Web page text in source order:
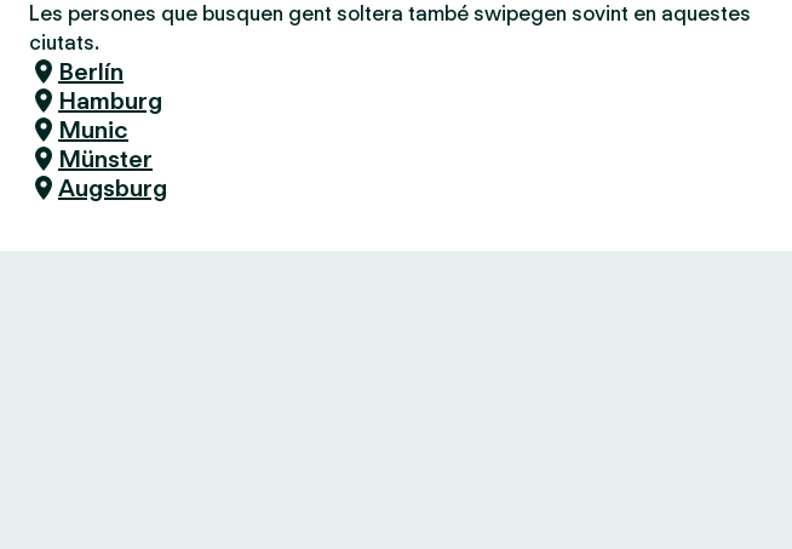
Les persones que busquen gent soltera també swipegen sovint en aquestes
ciutats.
Berlín
Hamburg
Munic
Münster
Augsburg